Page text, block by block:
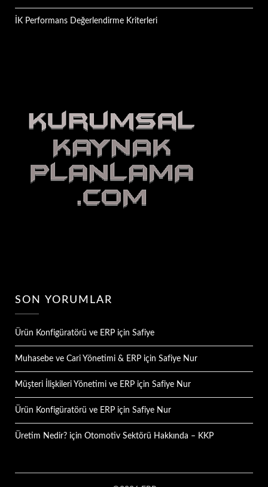
İK Performans Değerlendirme Kriterleri
SON YORUMLAR
Ürün Konfigüratörü ve ERP için Safiye
Muhasebe ve Cari Yönetimi & ERP için Safiye Nur
Müşteri İlişkileri Yönetimi ve ERP için Safiye Nur
Ürün Konfigüratörü ve ERP için Safiye Nur
Üretim Nedir? için Otomotiv Sektörü Hakkında – KKP